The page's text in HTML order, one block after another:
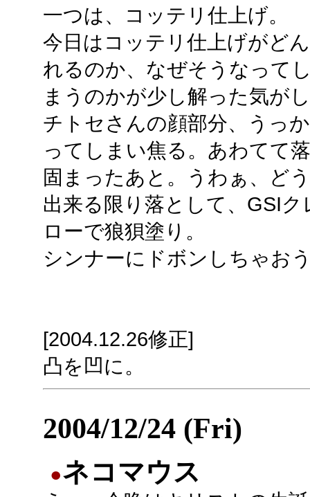
一つは、コッテリ仕上げ。
今日はコッテリ仕上げがど
れるのか、なぜそうなって
まうのかが少し解った気が
チトセさんの顔部分、うっ
ってしまい焦る。あわてて
固まったあと。うわぁ、ど
出来る限り落として、GSI
ローで狼狽塗り。
シンナーにドボンしちゃお
[2004.12.26修正]
凸を凹に。
2004/12/24 (Fri)
●ネコマウス